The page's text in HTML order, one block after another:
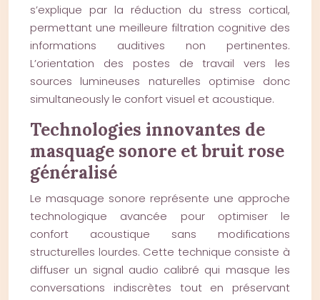
s’explique par la réduction du stress cortical,
permettant une meilleure filtration cognitive des
informations auditives non pertinentes.
L’orientation des postes de travail vers les
sources lumineuses naturelles optimise donc
simultaneously le confort visuel et acoustique.
Technologies innovantes de
masquage sonore et bruit rose
généralisé
Le masquage sonore représente une approche
technologique avancée pour optimiser le
confort acoustique sans modifications
structurelles lourdes. Cette technique consiste à
diffuser un signal audio calibré qui masque les
conversations indiscrètes tout en préservant